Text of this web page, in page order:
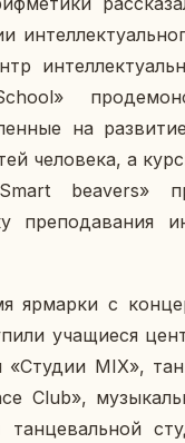
на
че­ло­ве­ка, а
beavers»
пре­по­да­ва­ния
яр­мар­ки с
уча­щи­е­ся
«Студии MIX»,
Club»,
тан­це­валь­ной